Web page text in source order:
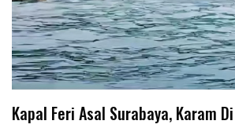
Kapal Feri Asal Surabaya, Karam